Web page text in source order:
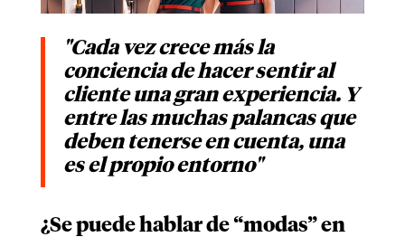
"Cada vez crece más la
conciencia de hacer sentir al
cliente una gran experiencia. Y
entre las muchas palancas que
deben tenerse en cuenta, una
es el propio entorno"
¿Se puede hablar de “modas” en